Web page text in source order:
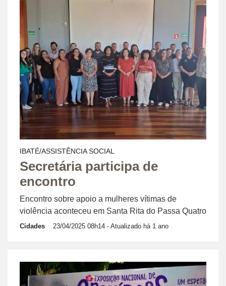
IBATÉ/ASSISTÊNCIA SOCIAL
Secretária participa de
encontro
Encontro sobre apoio a mulheres vítimas de
violência aconteceu em Santa Rita do Passa Quatro
Cidades 23/04/2025 08h14 - Atualizado há 1 ano